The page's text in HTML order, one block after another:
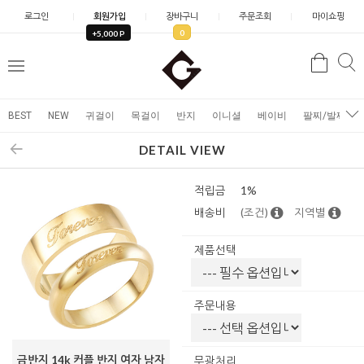
로그인 회원가입
+5,000 P
장바구니
0
주문조회 마이쇼핑
메
검
BEST NEW 귀걸이 목걸이 반지 이니셜 베이비 팔찌/발찌
DETAIL VIEW
금반지 14k 커플 반지 여자 남자
적립금
1%
배송비
(조건) 지역별
제품선택
주문내용
무광처리